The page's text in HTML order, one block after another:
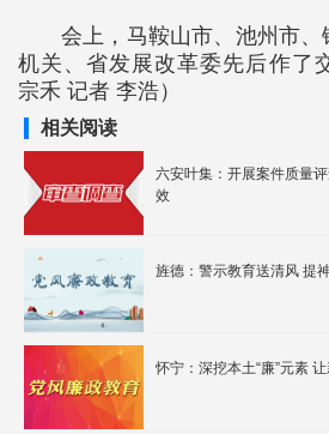
会上，马鞍山市、池州市
机关、省发展改革委先后作了
宗禾 记者 李浩）
相关阅读
六安叶集：开展案件质量评查 助推案件提
效
旌德：警
怀宁：深挖本土“廉”元素